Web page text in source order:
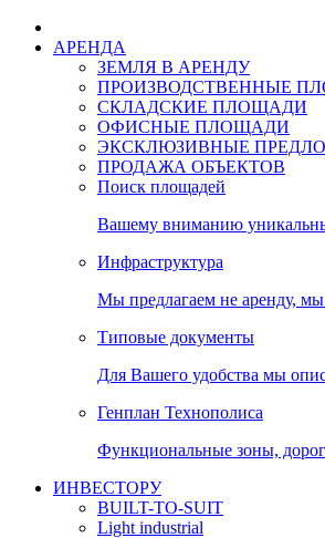
АРЕНДА
ЗЕМЛЯ В АРЕНДУ
ПРОИЗВОДСТВЕННЫЕ
СКЛАДСКИЕ ПЛОЩАДИ
ОФИСНЫЕ ПЛОЩАДИ
ЭКСКЛЮЗИВНЫЕ
ПРОДАЖА ОБЪЕКТОВ
Поиск площадей
Вашему вниманию
Инфраструктура
Мы предлагаем не аренду,
Типовые документы
Для Вашего удобства мы
Генплан Технополиса
Функциональные зоны,
ИНВЕСТОРУ
BUILT-TO-SUIT
Light industrial